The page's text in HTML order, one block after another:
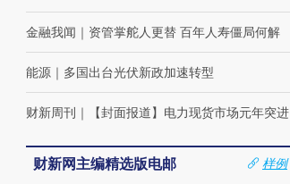
金融我闻 ｜ 资管掌舵人更替 百年人寿僵局何解
能源 ｜ 多国出台光伏新政加速转型
财新周刊 ｜ 【封面报道】电力现货市场元年突进
财新网主编精选版电邮
样例